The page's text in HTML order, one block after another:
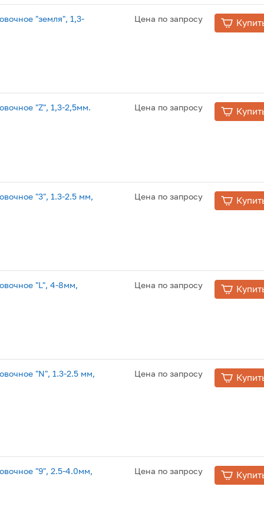
"земля", 1,3- Цена по запросу
"Z", 1,3-2,5мм. Цена по запросу
"3", 1.3-2.5 мм, Цена по запросу
"L", 4-8мм, Цена по запросу
"N", 1.3-2.5 мм, Цена по запросу
"9", 2.5-4.0мм, Цена по запросу